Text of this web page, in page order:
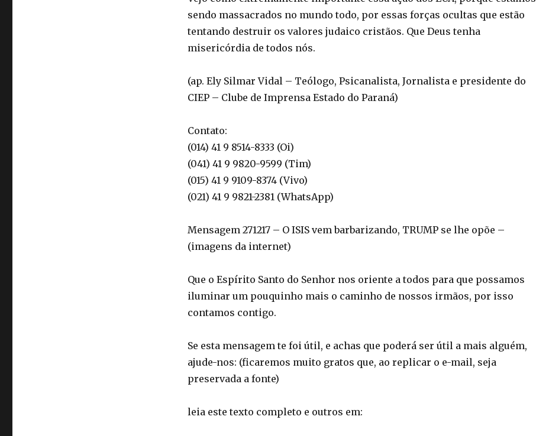
sendo massacrados no mundo todo, por essas forças ocultas que estão
tentando destruir os valores judaico cristãos. Que Deus tenha
misericórdia de todos nós.
(ap. Ely Silmar Vidal – Teólogo, Psicanalista, Jornalista e presidente do
CIEP – Clube de Imprensa Estado do Paraná)
Contato:
(014) 41 9 8514-8333 (Oi)
(041) 41 9 9820-9599 (Tim)
(015) 41 9 9109-8374 (Vivo)
(021) 41 9 9821-2381 (WhatsApp)
Mensagem 271217 – O ISIS vem barbarizando, TRUMP se lhe opõe –
(imagens da internet)
Que o Espírito Santo do Senhor nos oriente a todos para que possamos
iluminar um pouquinho mais o caminho de nossos irmãos, por isso
contamos contigo.
Se esta mensagem te foi útil, e achas que poderá ser útil a mais alguém,
ajude-nos: (ficaremos muito gratos que, ao replicar o e-mail, seja
preservada a fonte)
leia este texto completo e outros em: